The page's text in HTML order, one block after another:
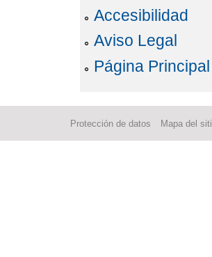
Accesibilidad
Aviso Legal
Página Principal
Protección de datos Mapa del